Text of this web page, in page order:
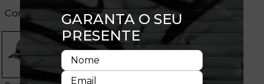
Cores: